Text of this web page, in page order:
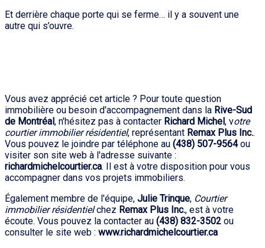
Et derrière chaque porte qui se ferme… il y a souvent une
autre qui s’ouvre.
Vous avez apprécié cet article ? Pour toute question
immobilière ou besoin d'accompagnement dans la Rive-Sud
de Montréal, n'hésitez pas à contacter Richard Michel, votre
courtier immobilier résidentiel, représentant Remax Plus Inc..
Vous pouvez le joindre par téléphone au (438) 507-9564ou
visiter son site web à l'adresse suivante :
richardmichelcourtier.ca. Il est à votre disposition pour vous
accompagner dans vos projets immobiliers.
Également membre de l'équipe, Julie Trinque, Courtier
immobilier résidentielchez Remax Plus Inc., est à votre
écoute. Vous pouvez la contacter au (438) 832-3502 ou
consulter le site web : www.richardmichelcourtier.ca